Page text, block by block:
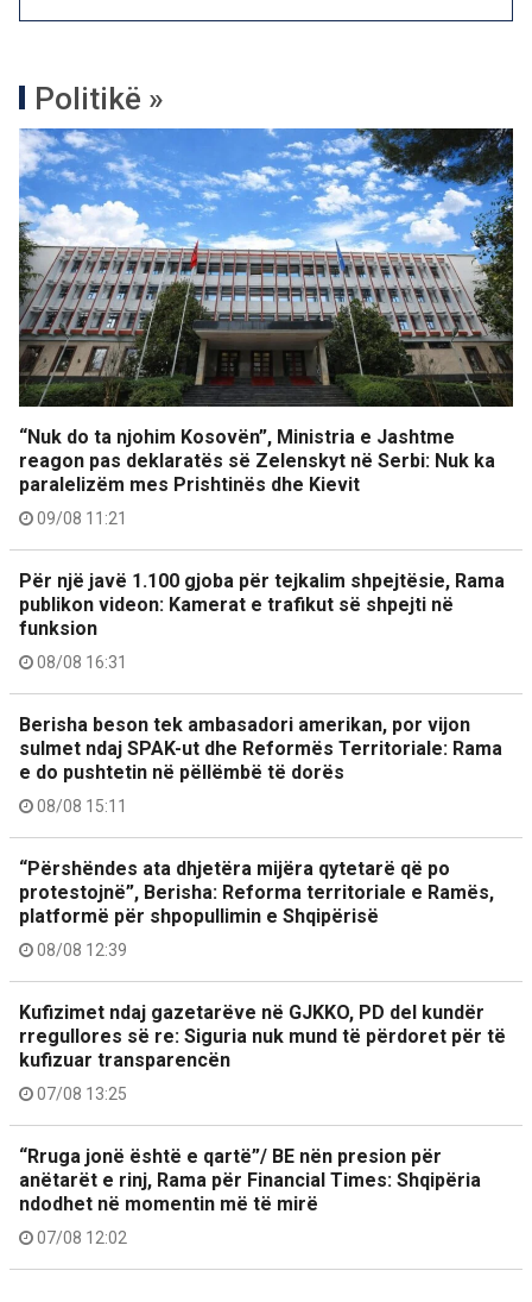
Politikë »
“Nuk do ta njohim Kosovën”, Ministria e Jashtme
reagon pas deklaratës së Zelenskyt në Serbi: Nuk ka
paralelizëm mes Prishtinës dhe Kievit
09/08 11:21
Për një javë 1.100 gjoba për tejkalim shpejtësie, Rama
publikon videon: Kamerat e trafikut së shpejti në
funksion
08/08 16:31
Berisha beson tek ambasadori amerikan, por vijon
sulmet ndaj SPAK-ut dhe Reformës Territoriale: Rama
e do pushtetin në pëllëmbë të dorës
08/08 15:11
“Përshëndes ata dhjetëra mijëra qytetarë që po
protestojnë”, Berisha: Reforma territoriale e Ramës,
platformë për shpopullimin e Shqipërisë
08/08 12:39
Kufizimet ndaj gazetarëve në GJKKO, PD del kundër
rregullores së re: Siguria nuk mund të përdoret për të
kufizuar transparencën
07/08 13:25
“Rruga jonë është e qartë”/ BE nën presion për
anëtarët e rinj, Rama për Financial Times: Shqipëria
ndodhet në momentin më të mirë
07/08 12:02